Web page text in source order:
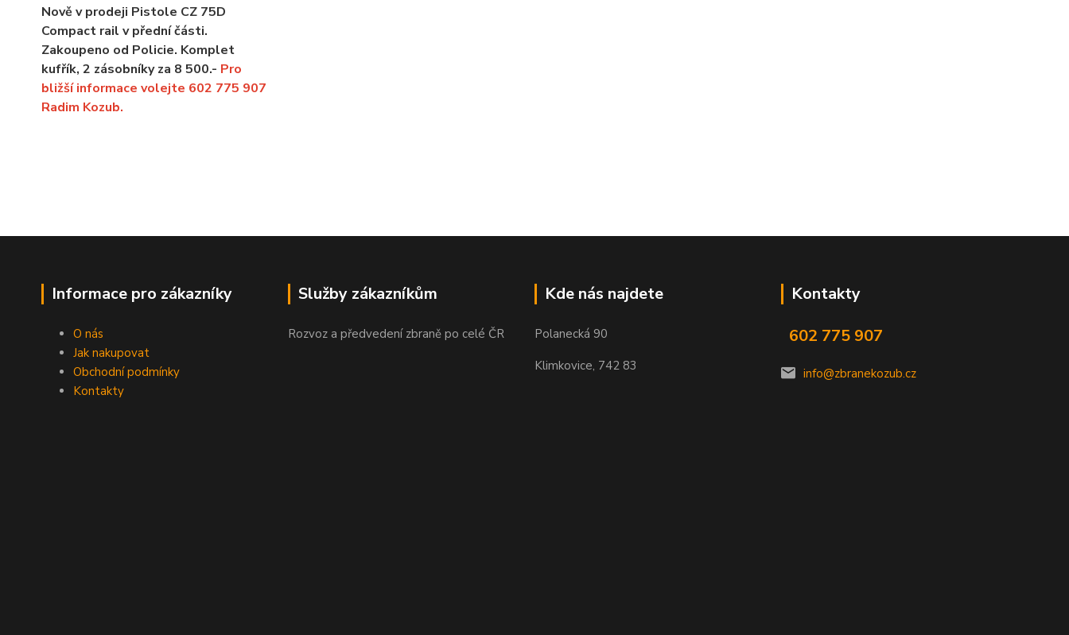
Nově v prodeji Pistole CZ 75D
Compact rail v přední části.
Zakoupeno od Policie. Komplet
kufřík, 2 zásobníky za 8 500.- Pro
bližší informace volejte 602 775 907
Radim Kozub.
Informace pro zákazníky
O nás
Jak nakupovat
Obchodní podmínky
Kontakty
Služby zákazníkům
Rozvoz a předvedení zbraně po celé ČR
Kde nás najdete
Polanecká 90
Klimkovice, 742 83
Kontakty
602 775 907
info@zbranekozub.cz